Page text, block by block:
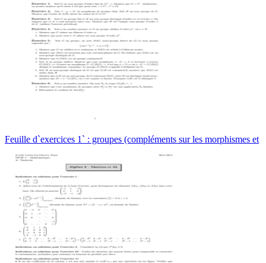
Feuille d`exercices 1` : groupes (compléments sur les morphismes et